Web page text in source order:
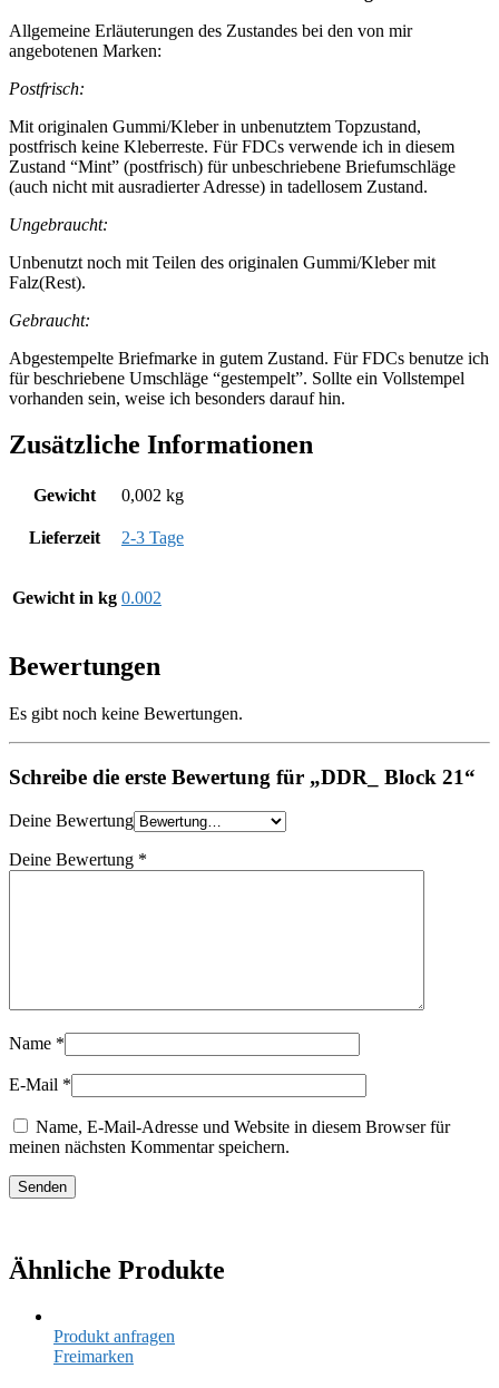
Allgemeine Erläuterungen des Zustandes bei den von mir
angebotenen Marken:
Postfrisch:
Mit originalen Gummi/Kleber in unbenutztem Topzustand,
postfrisch keine Kleberreste. Für FDCs verwende ich in diesem
Zustand “Mint” (postfrisch) für unbeschriebene Briefumschläge
(auch nicht mit ausradierter Adresse) in tadellosem Zustand.
Ungebraucht:
Unbenutzt noch mit Teilen des originalen Gummi/Kleber mit
Falz(Rest).
Gebraucht:
Abgestempelte Briefmarke in gutem Zustand. Für FDCs benutze ich
für beschriebene Umschläge “gestempelt”. Sollte ein Vollstempel
vorhanden sein, weise ich besonders darauf hin.
Zusätzliche Informationen
Gewicht 0,002 kg
Lieferzeit 2-3 Tage
Gewicht in kg 0.002
Bewertungen
Es gibt noch keine Bewertungen.
Schreibe die erste Bewertung für „DDR_ Block 21“
Deine Bewertung
Deine Bewertung *
Name *
E-Mail *
Name, E-Mail-Adresse und Website in diesem Browser für
meinen nächsten Kommentar speichern.
Ähnliche Produkte
Produkt anfragen
Freimarken